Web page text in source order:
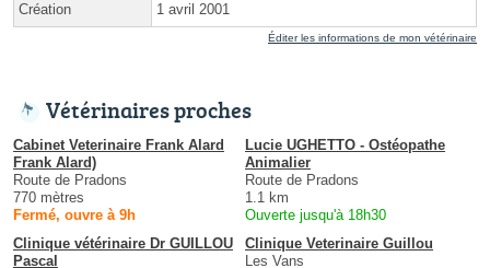
Création 1 avril 2001
Éditer les informations de mon vétérinaire
Vétérinaires proches
Cabinet Veterinaire Frank Alard
Frank Alard)
Route de Pradons
770 mètres
Fermé, ouvre à 9h
Lucie UGHETTO - Ostéopathe
Animalier
Route de Pradons
1.1 km
Ouverte jusqu'à 18h30
Clinique vétérinaire Dr GUILLOU
Pascal
Clinique Veterinaire Guillou
Les Vans